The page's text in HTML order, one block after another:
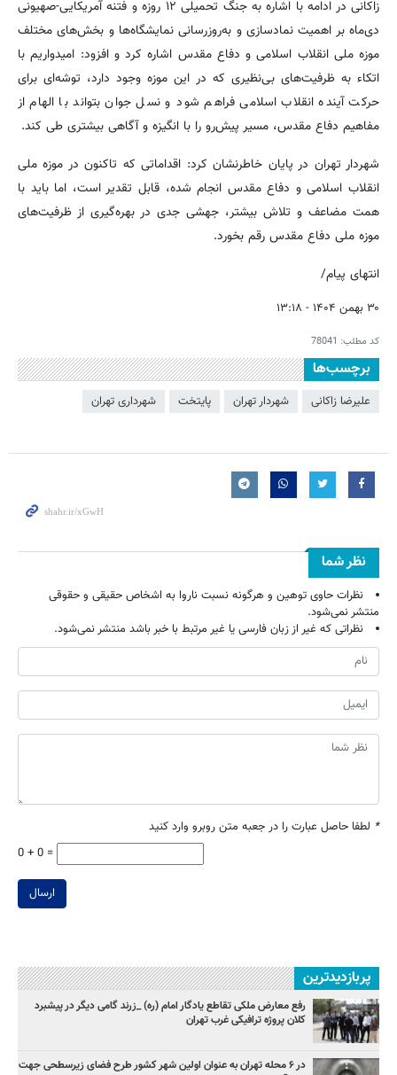
زاکانی در ادامه با اشاره به جنگ تحمیلی ۱۲ روزه و فتنه‌ آمریکایی‌-صهیونی
دی‌ماه بر اهمیت نمادسازی و به‌روزرسانی نمایشگاه‌ها و بخش‌های مختلف
موزه ملی انقلاب اسلامی و دفاع مقدس اشاره کرد و افزود: امیدواریم با
اتکاء به ظرفیت‌های بی‌نظیری که در این موزه وجود دارد، توشه‌ای برای
حرکت آینده انقلاب اسلامی فراهم شود و نسل جوان بتواند با الهام از
مفاهیم دفاع مقدس، مسیر پیش‌رو را با انگیزه و آگاهی بیشتری طی کند.
شهردار تهران در پایان خاطرنشان کرد: اقداماتی که تاکنون در موزه ملی
انقلاب اسلامی و دفاع مقدس انجام شده، قابل تقدیر است، اما باید با
همت مضاعف و تلاش بیشتر، جهشی جدی در بهره‌گیری از ظرفیت‌های
موزه ملی دفاع مقدس رقم بخورد.
انتهای پیام/
۳۰ بهمن ۱۴۰۴ - ۱۳:۱۸
کد مطلب: 78041
برچسب‌ها
علیرضا زاکانی شهردار تهران پایتخت شهرداری تهران
نظر شما
نظرات حاوی توهین و هرگونه نسبت ناروا به اشخاص حقیقی و حقوقی
منتشر نمی‌شود.
نظراتی که غیر از زبان فارسی یا غیر مرتبط با خبر باشد منتشر نمی‌شود.
* لطفا حاصل عبارت را در جعبه متن روبرو وارد کنید
0 + 0 =
ارسال
پربازدیدترین
رفع معارض ملکی تقاطع یادگار امام (ره) _زرند گامی دیگر در پیشبرد
کلان پروژه‌ ترافیکی غرب تهران
در ۶ محله تهران به عنوان اولین شهر کشور طرح فضای زیرسطحی جهت